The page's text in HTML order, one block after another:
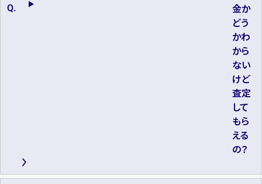
金か
どう
かわ
から
ない
けど
査定
して
もら
える
の？